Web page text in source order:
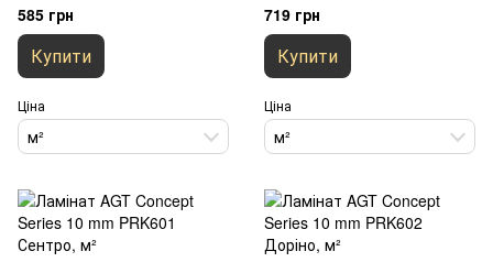
585 грн
Купити
Ціна
м²
719 грн
Купити
Ціна
м²